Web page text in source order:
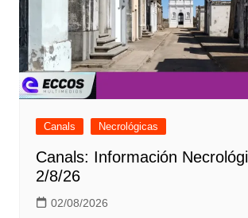
Canals Necrológicas
Canals: Información
2/8/26
02/08/2026